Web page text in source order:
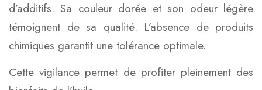
d’additifs. Sa couleur dorée et son odeur légère
témoignent de sa qualité. L’absence de produits
chimiques garantit une tolérance optimale.
Cette vigilance permet de profiter pleinement des